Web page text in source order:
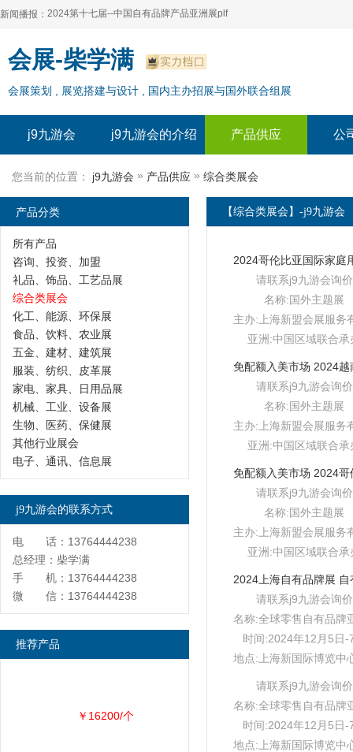
新闻播报：
2024上海自有品牌展--百货展|食品展 零售展|oem展
2024全球自有--品牌产品亚洲展（plf）
2024上海自有品牌展--2024上海oem 贴牌代加工展
2024第十七届--中国自有品牌产品亚洲展plf
2024全球自有--品牌产品亚洲展（plf）
2024年上海--第17届自有品牌展
会展-柴学满
会展策划 , 展览搭建与设计 , 国内主办招展与国外联合组展
j9九游会 j9九游会的介绍 产品供应 公
您当前的位置： j9九游会 » 产品供应 » 综合类展会
【综合类展会】-j9九游会
请联系j9九游会询价
名称:国外主题展
主办:上海新盟会展服务
亚洲:中国区域联合承
请联系j9九游会询价
名称:国外主题展
主办:上海新盟会展服务
亚洲:中国区域联合承
请联系j9九游会询价
名称:国外主题展
主办:上海新盟会展服务
亚洲:中国区域联合承
请联系j9九游会询价
名称:全球零售自有品牌
时间:2024年12月5日-
地点:上海新国际博览中
请联系j9九游会询价
名称:全球零售自有品牌
时间:2024年12月5日-
地点:上海新国际博览中
产品分类
所有产品
咨询、投资、加盟
礼品、饰品、工艺品展
综合类展会
化工、能源、环保展
食品、饮料、农业展
五金、建材、建筑展
服装、纺织、皮革展
家电、家具、日用品展
机械、工业、设备展
生物、医药、保健展
其他行业展会
电子、通讯、信息展
j9九游会的联系方式
电 话：13764444238
总经理：柴学满
手 机：13764444238
微 信：13764444238
推荐产品
￥16200/个